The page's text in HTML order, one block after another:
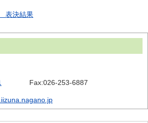
表決結果
Fax:026-253-6887